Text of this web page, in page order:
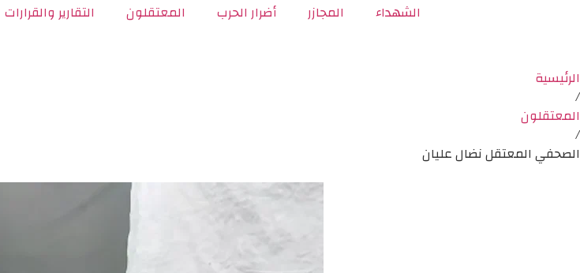
الشهداء المجازر أضرار الحرب المعتقلون التقارير والقرارات
الرئيسية
/
المعتقلون
/
الصحفي المعتقل نضال عليان